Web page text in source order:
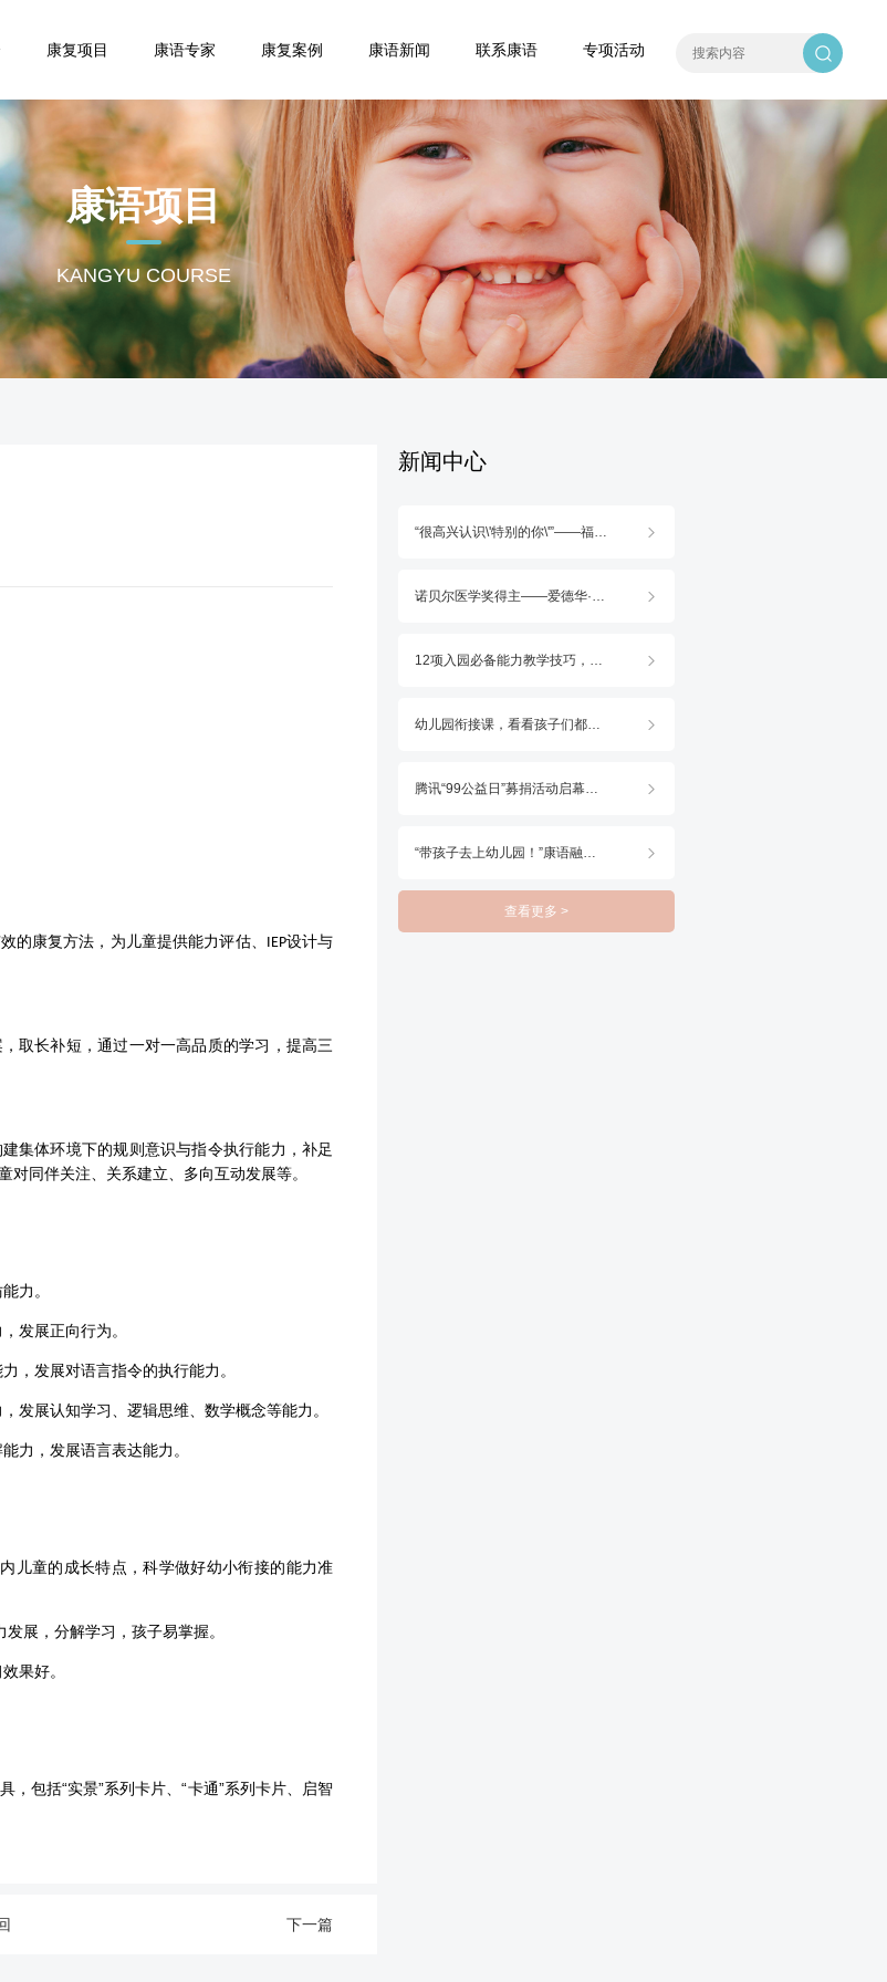
康复项目 康语专家 康复案例 康语新闻 联系康语 专项活动
康语项目
KANGYU COURSE
的康复方法，为儿童提供能力评估、 IEP设计与
取长补短，通过一对一高品质的学习，提高三
集体环境下的规则意识与指令执行能力，补足
对同伴关注、关系建立、多向互动发展等。
力 。
发展正向行为。
，发展对语言指令的执行能力 。
发展认知学习 、 逻辑思维、 数学概念等能力 。
力，发展语言表达能力。
儿童的成长特点，科学做好幼小衔接的能力准
发展，分解学习，孩子易掌握。
果好。
包括“实景”系列卡片、“卡通”系列卡片、启智
下一篇
新闻中心
“很高兴认识\'特别的你\'”——福州康语2025火种行动・世界孤独症日公益活动顺利开展 
诺贝尔医学奖得主——爱德华·莫索尔博士出任康语荣耀首席科学家，共启康复新篇 
12项入园必备能力教学技巧，7天带你掌握！ 
幼儿园衔接课，看看孩子们都在学什么？ 
腾讯“99公益日”募捐活动启幕，康语邀你一块做好事！ 
“带孩子去上幼儿园！”康语融合直播月教你做足准备 
查看更多 >